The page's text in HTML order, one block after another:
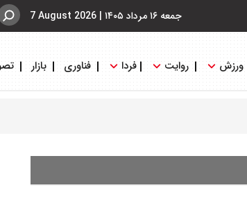
جمعه ۱۶ مرداد ۱۴۰۵ |
7 August 2026
ورزش روایت فردا فناوری بازار